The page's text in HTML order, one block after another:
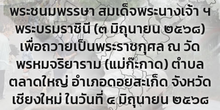
พระชนมพรรษา สมเด็จพระนางเจ้า ฯ
พระบรมราชินี (๓ มิถุนายน ๒๕๖๘)
เพื่อถวายเป็นพระราชกุศล ณ วัด
พรหมจริยาราม (แม่ก๊ะกาด) ตำบล
ตลาดใหญ่ อำเภอดอยสะเก็ด จังหวัด
เชียงใหม่ ในวันที่ ๔ มิถุนายน ๒๕๖๘